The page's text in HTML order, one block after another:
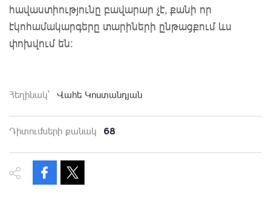
հավաստիությունը բավարար չէ, քանի որ
էկոհամակարգերը տարիների ընթացքում ևս
փոխվում են:
Հեղինակ` Վահե Կոստանդյան
Դիտումների քանակ 68